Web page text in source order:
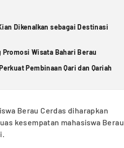
Dikenalkan sebagai Destinasi
Wisata Bahari Berau
Pembinaan Qari dan Qariah
Berau Cerdas diharapkan
kesempatan mahasiswa Berau